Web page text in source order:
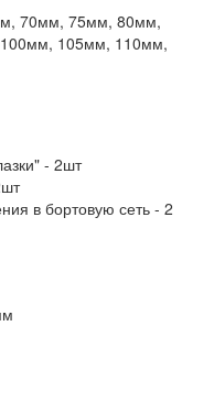
70мм, 75мм, 80мм,
105мм, 110мм,
- 2шт
в бортовую сеть - 2